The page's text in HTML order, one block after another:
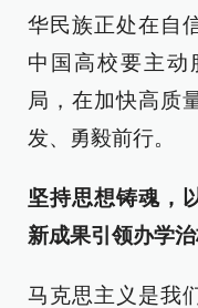
华民族正处在自
中国高校要主动
局，在加快高质
发、勇毅前行。
坚持思想铸魂，
新成果引领办学
马克思主义是我